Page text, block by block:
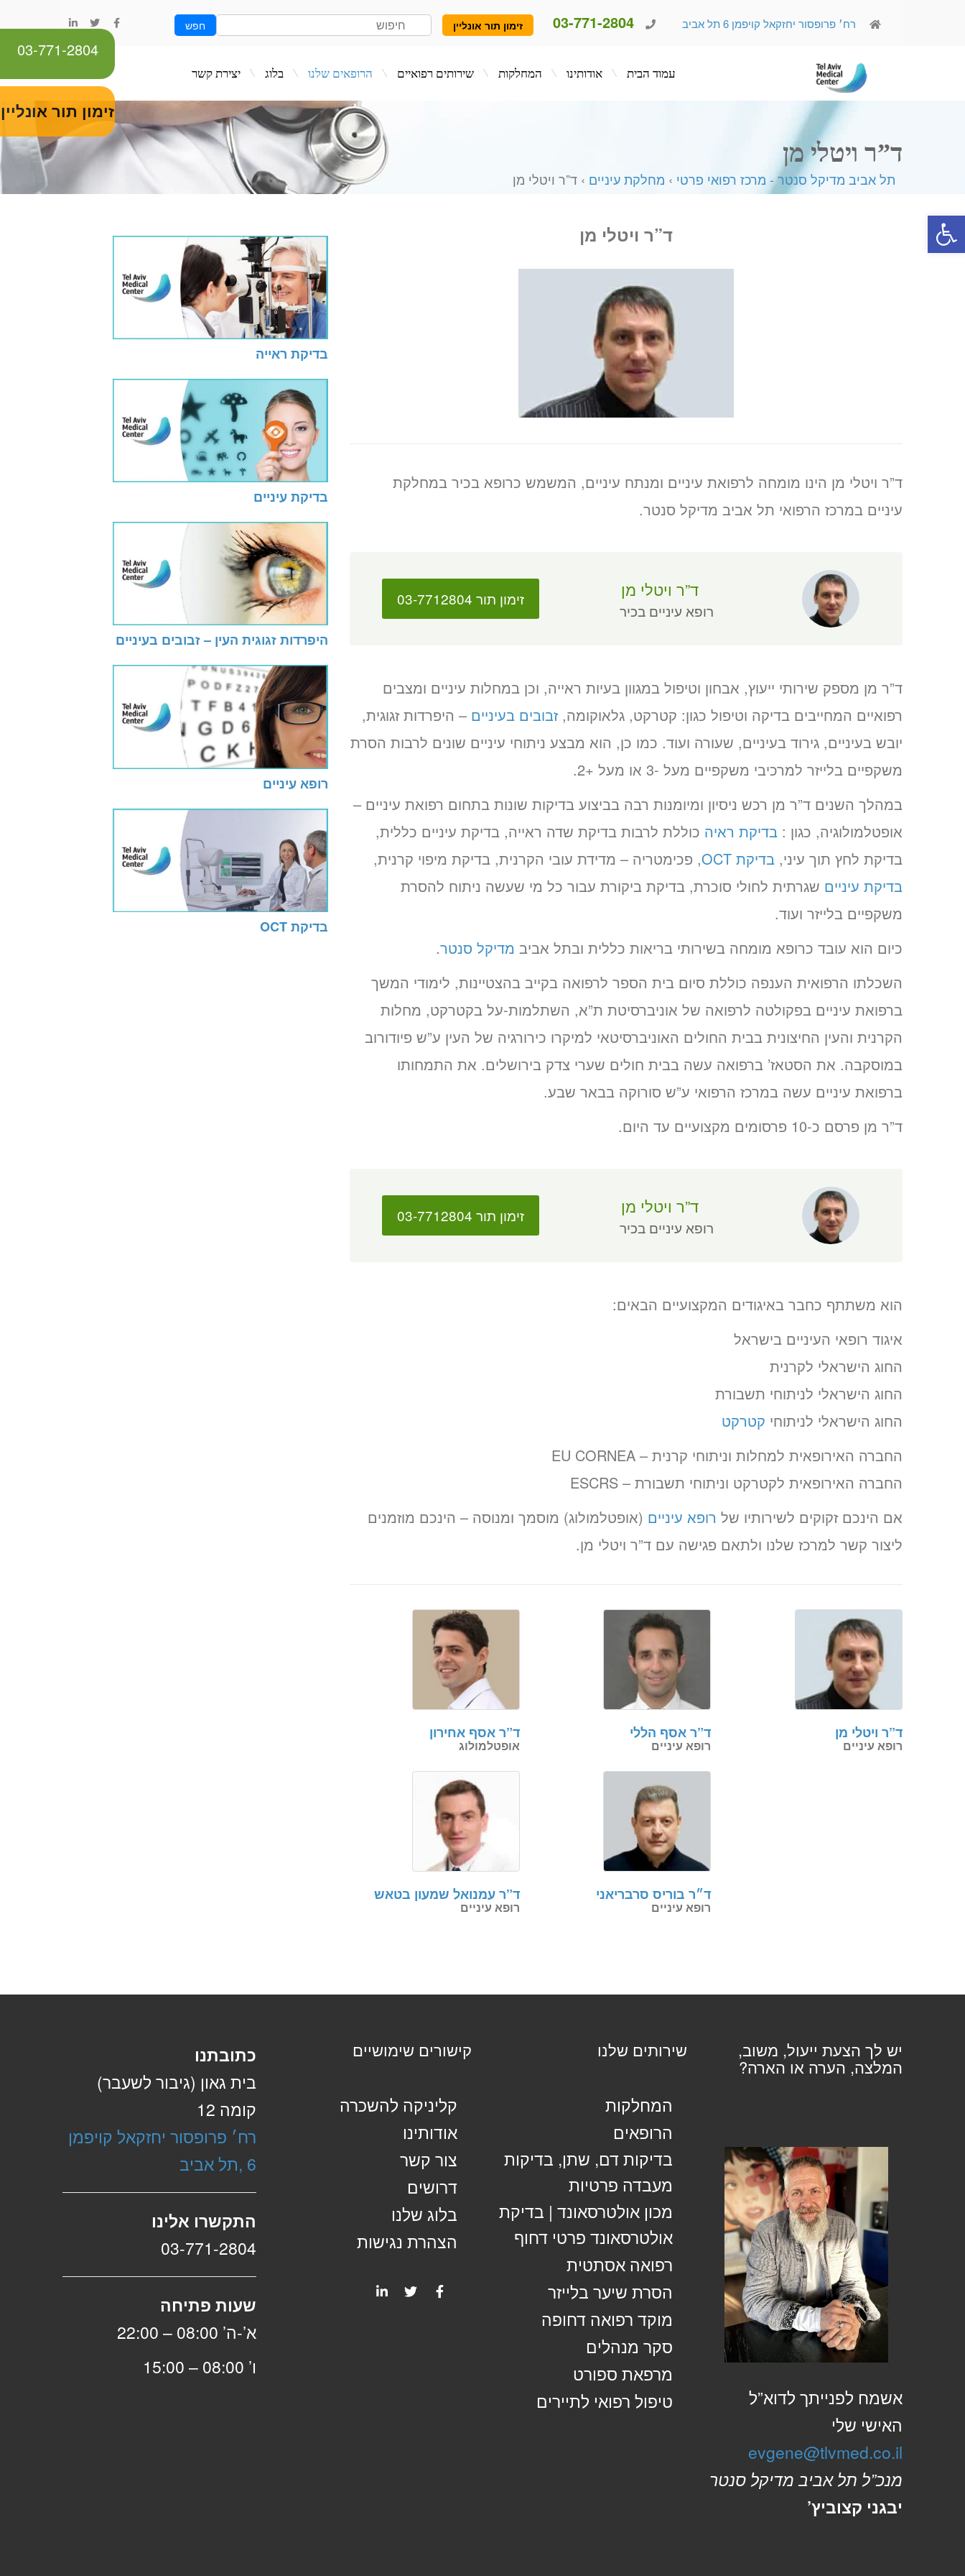
פתח סרגל נגישות
רח׳ פרופסור יחזקאל קויפמן 6 תל אביב 03-771-2804 זימון תור אונליין חפש
ד”ר ויטלי מן
תל אביב מדיקל סנטר - מרכז רפואי פרטי › מחלקת עיניים › ד”ר ויטלי מן
ד”ר ויטלי מן
ד”ר ויטלי מן הינו מומחה לרפואת עיניים ומנתח עיניים, המשמש כרופא בכיר במחלקת
עיניים במרכז הרפואי תל אביב מדיקל סנטר.
ד”ר ויטלי מן
רופא עיניים בכיר
זימון תור 03-7712804
ד”ר מן מספק שירותי ייעוץ, אבחון וטיפול במגוון בעיות ראייה, וכן במחלות עיניים ומצבים
רפואיים המחייבים בדיקה וטיפול כגון: קטרקט, גלאוקומה,זבובים בעיניים – היפרדות זגוגית,
יובש בעיניים, גירוד בעיניים, שעורה ועוד. כמו כן, הוא מבצע ניתוחי עיניים שונים לרבות הסרת
משקפיים בלייזר למרכיבי משקפיים מעל -3 או מעל +2.
במהלך השנים ד”ר מן רכש ניסיון ומיומנות רבה בביצוע בדיקות שונות בתחום רפואת עיניים –
אופטלמולוגיה, כגון : בדיקת ראיה כוללת לרבות בדיקת שדה ראייה, בדיקת עיניים כללית,
בדיקת לחץ תוך עיני, בדיקת OCT
, פכימטריה – מדידת עובי הקרנית, בדיקת מיפוי קרנית,
בדיקת עיניים שגרתית לחולי סוכרת, בדיקת ביקורת עבור כל מי שעשה ניתוח להסרת
משקפיים בלייזר ועוד.
כיום הוא עובד כרופא מומחה בשירותי בריאות כללית ובתל אביב מדיקל סנטר.
השכלתו הרפואית הענפה כוללת סיום בית הספר לרפואה בקייב בהצטיינות, לימודי המשך
ברפואת עיניים בפקולטה לרפואה של אוניברסיטת ת”א, השתלמות-על בקטרקט, מחלות
הקרנית והעין החיצונית בבית החולים האוניברסיטאי למיקרו כירורגיה של העין ע”ש פיודורוב
במוסקבה. את הסטאז’ ברפואה עשה בבית חולים שערי צדק בירושלים. את התמחותו
ברפואת עיניים עשה במרכז הרפואי ע”ש סורוקה בבאר שבע.
ד”ר מן פרסם כ-10 פרסומים מקצועיים עד היום.
ד”ר ויטלי מן
רופא עיניים בכיר
זימון תור 03-7712804
הוא משתתף כחבר באיגודים המקצועיים הבאים:
איגוד רופאי העיניים בישראל
החוג הישראלי לקרנית
החוג הישראלי לניתוחי תשבורת
החוג הישראלי לניתוחי קטרקט
החברה האירופאית למחלות וניתוחי קרנית – EU CORNEA
החברה האירופאית לקטרקט וניתוחי תשבורת – ESCRS
אם הינכם זקוקים לשירותיו של רופא עיניים (אופטלמולוג) מוסמך ומנוסה – הינכם מוזמנים
ליצור קשר למרכז שלנו ולתאם פגישה עם ד”ר ויטלי מן.
ד”ר אסף אחירון
אופטלמולוג
ד”ר אסף הללי
רופא עיניים
ד”ר ויטלי מן
רופא עיניים
ד”ר עמנואל שמעון בטאש
רופא עיניים
ד״ר בוריס סרבריאני
רופא עיניים
בדיקת ראייה
בדיקת עיניים
היפרדות זגוגית העין – זבובים בעיניים
רופא עיניים
בדיקת OCT
יש לך הצעת ייעול, משוב,
המלצה, הערה או הארה?
אשמח לפנייתך לדוא”ל
האישי שלי
evgene@tlvmed.co.il
מנכ”ל תל אביב מדיקל סנטר
יבגני קצוביץ’
שירותים שלנו
המחלקות
הרופאים
בדיקות דם, שתן, בדיקות
מעבדה פרטיות
מכון אולטרסאונד | בדיקת
אולטרסאונד פרטי דחוף
רפואה אסתטית
הסרת שיער בלייזר
מוקד רפואה דחופה
סקר מנהלים
מרפאת ספורט
טיפול רפואי לתיירים
קישורים שימושיים
קליניקה להשכרה
אודותינו
צור קשר
דרושים
בלוג שלנו
הצהרת נגישות
זימון תור אונליין
03-771-2804
כתובתנו
בית גאון (גיבור לשעבר)
קומה 12
רח׳ פרופסור יחזקאל קויפמן
6 ,תל אביב
התקשרו אלינו
03-771-2804
שעות פתיחה
א’-ה’ 08:00 – 22:00
ו’ 08:00 – 15:00